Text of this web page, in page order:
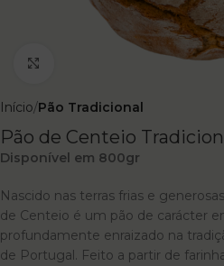
Início Pão Tradicional
Pão de Centeio
Disponível em 800gr
Nascido nas terras frias e
de Centeio é um pão de carácter
profundamente enraizado na
de Portugal. Feito a partir de